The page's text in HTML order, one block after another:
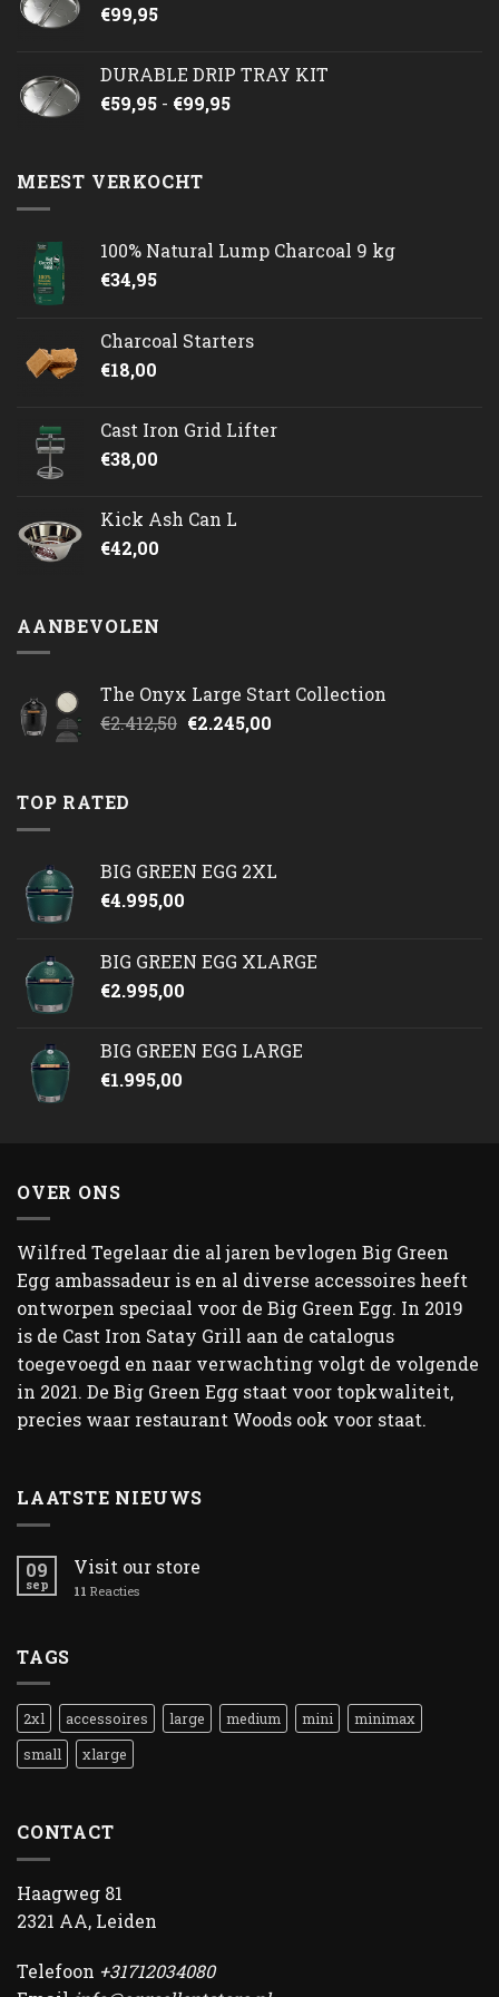
€99,95
DURABLE DRIP TRAY KIT
€59,95 - €99,95Prijsklasse:
MEEST VERKOCHT
100% Natural Lump Charcoal 9 kg
€34,95
Charcoal Starters
€18,00
Cast Iron Grid Lifter
€38,00
Kick Ash Can L
€42,00
AANBEVOLEN
The Onyx Large Start Collection
€2.412,50 Oorspronkelijke
€2.245,00Huidige
TOP RATED
BIG GREEN EGG 2XL
€4.995,00
BIG GREEN EGG XLARGE
€2.995,00
BIG GREEN EGG LARGE
€1.995,00
OVER ONS
Wilfred Tegelaar die al jaren bevlogen Big Green
Egg ambassadeur is en al diverse accessoires heeft
ontworpen speciaal voor de Big Green Egg. In 2019
is de Cast Iron Satay Grill aan de catalogus
toegevoegd en naar verwachting volgt de volgende
in 2021. De Big Green Egg staat voor topkwaliteit,
precies waar restaurant Woods ook voor staat.
LAATSTE NIEUWS
09
sep
Visit our store
11 Reacties
TAGS
2xl accessoires large medium mini
minimax
small
xlarge
CONTACT
Haagweg 81
2321 AA, Leiden
Telefoon +31712034080